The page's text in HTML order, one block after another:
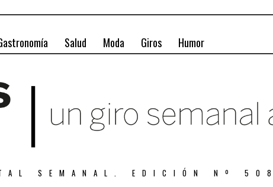
Salud Moda Giros Humor
SEMANAL. EDICIÓN Nº 508